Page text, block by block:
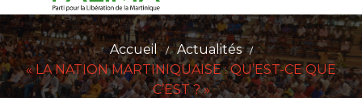
Accueil / Actualités /
« LA NATION MARTINIQUAISE : QU’EST-CE QUE
C’EST ? »